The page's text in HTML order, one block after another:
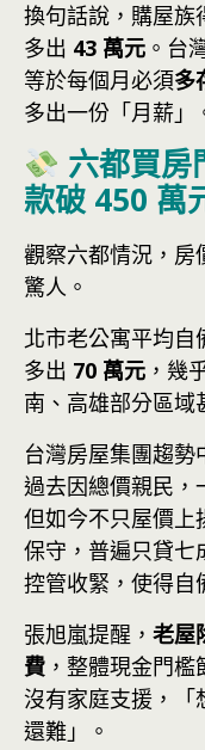
換句話說，購屋族
多出 43 萬元 。台
等於每個月必須多
多出一份「月薪」
六都買房
款破 450 萬
觀察六都情況，房
驚人。
北市老公寓平均自
多出 70 萬元 ，幾
南、高雄部分區域
台灣房屋集團趨勢
過去因總價親民，
但如今不只屋價上
保守，普遍只貸七
控管收緊，使得自
張旭嵐提醒， 老屋
費 ，整體現金門
沒有家庭支援，「
還難」。